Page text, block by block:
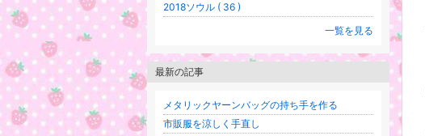
2018ソウル ( 36 )
一覧を見る
最新の記事
メタリックヤーンバッグの持ち手を作る
市販服を涼しく手直し